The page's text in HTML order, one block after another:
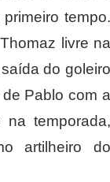
tempo.
livre na
do goleiro
Pablo com a
temporada,
artilheiro do